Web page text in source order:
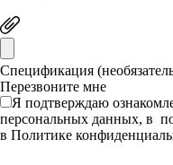
Спецификация
Я подтверждаю
персональных данных, в
в Политике